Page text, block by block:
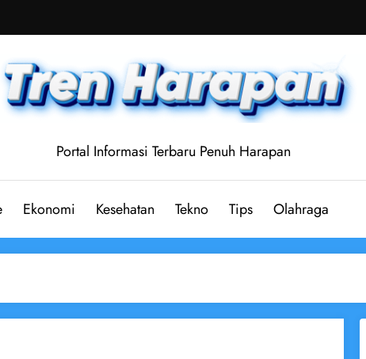
Portal Informasi Terbaru Penuh Harapan
Ekonomi Kesehatan Tekno Tips Olahraga